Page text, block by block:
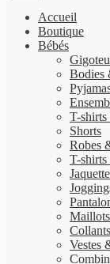
Accueil
Boutique
Bébés
Bodies
T-shirts
Shorts
Robes
T-shirts
Vestes